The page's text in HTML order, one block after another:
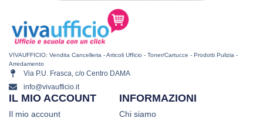
VIVAUFFICIO: Vendita Cancelleria - Articoli Ufficio - Toner/Cartucce - Prodotti Pulizia -
Arredamento
Via P.U. Frasca, c/o Centro DAMA
info@vivaufficio.it
INFORMAZIONI
Chi siamo
IL MIO ACCOUNT
Il mio account